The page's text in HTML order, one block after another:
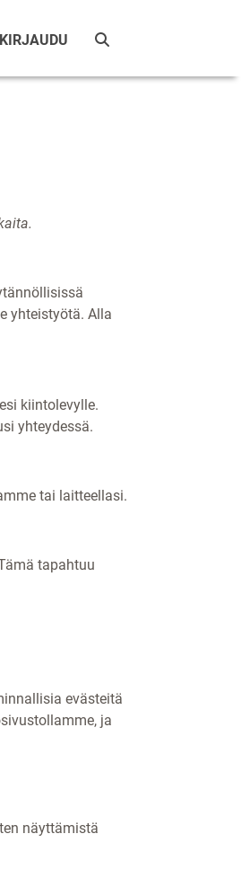
KIRJAUDU
yhteistyötä. Alla
kiintolevylle.
yhteydessä.
tai laitteellasi.
tapahtuu
evästeitä
ja
näyttämistä